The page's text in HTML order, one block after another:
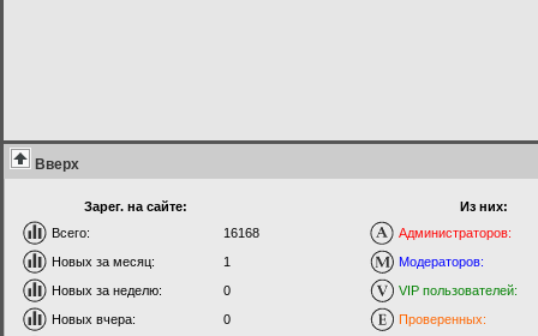
Вверх
Зарег. на сайте:
Всего:
16168
Новых за месяц:
1
Новых за неделю:
0
Новых вчера:
0
Из них:
Администраторов:
Модераторов:
VIP пользователей:
Проверенных: